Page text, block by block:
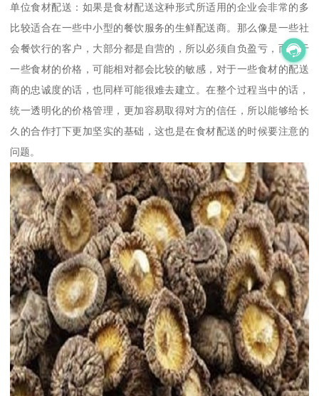
单位食材配送：如果是食材配送这种形式所适用的企业会非常的多
比较适合在一些中小型的餐饮服务的生鲜配送商。那么像是一些社
会餐饮行的客户，大部分都是自营的，所以必须自负盈亏，而对于
一些食材的价格，可能相对都会比较的敏感，对于一些食材的配送
商的忠诚度的话，也同样可能很难去建立。在整个过程当中的话，
统一透明化的价格管理，更加容易取得对方的信任，所以能够给长
久的合作打下更加坚实的基础，这也是在食材配送的时候要注意的
问题。